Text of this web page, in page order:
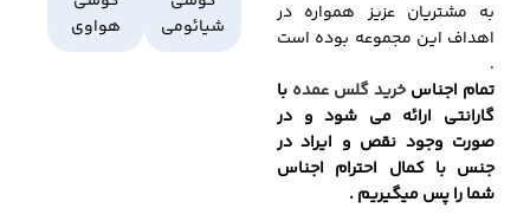
به مشتریان عزیز همواره در
اهداف این مجموعه بوده است
.
تمام اجناسخرید گلس عمده با
گارانتی ارائه می شود و در
صورت وجود نقص و ایراد در
جنس با کمال احترام اجناس
شما را پس میگیریم .
شیائومی
هواوی